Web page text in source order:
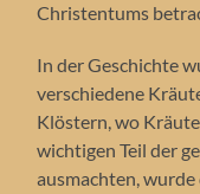
Christentums
In der Geschichte
verschiedene
Klöstern, wo
wichtigen Teil der
ausmachten,